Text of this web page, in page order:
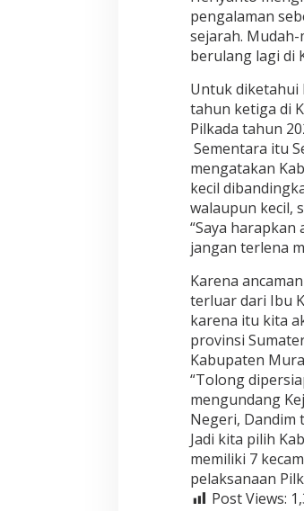
pengalaman
sejarah.
berulang lagi di
Untuk diketahui
tahun ketiga di
Pilkada tahun
Sementara itu
mengatakan
kecil
walaupun kecil,
“Saya harapkan
jangan terlena
Karena
terluar dari Ibu
karena itu kita
provinsi
Kabupaten
“Tolong
mengundang
Negeri, Dandim
Jadi kita pilih
memiliki 7
pelaksanaan
Post Views: